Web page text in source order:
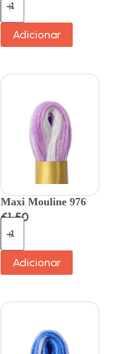
Adicionar
Maxi Mouline 976
€1.50
Adicionar